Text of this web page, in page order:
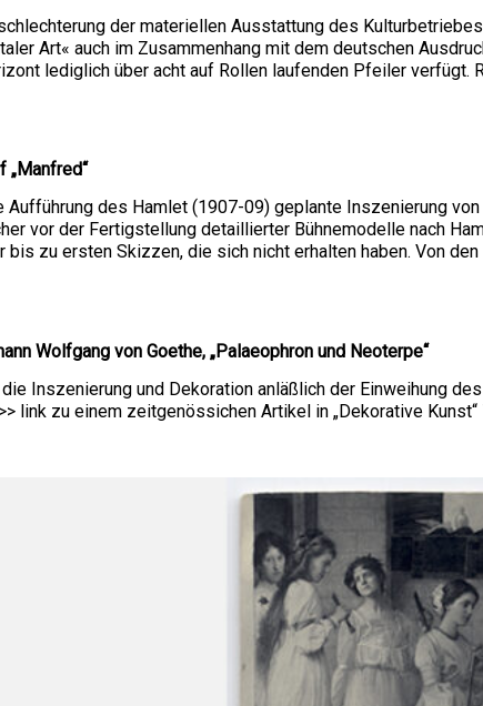
der mate­riellen Ausstattung des
Art« auch im Zusammenhang mit dem deutschen
lediglich über acht auf Rollen laufenden Pfeiler verfügt.
„Manfred“
Aufführung des Hamlet (1907-09) geplante Inszenierung
vor der Fertigstellung detaillierter Bühnemodelle nach
bis zu ersten Skizzen, die sich nicht erhalten haben. Von
Wolfgang von Goethe, „Palaeophron und Neoterpe“
Inszenierung und Dekoration anläßlich der Einweihung
link zu einem zeitgenössichen Artikel in „Dekorative Kunst“